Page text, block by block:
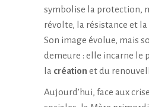
symbolise la protection,
révolte, la résistance et
Son image évolue, mais
demeure : elle incarne le
la création et du
Aujourd’hui, face aux